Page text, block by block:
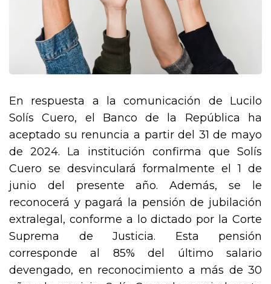
En respuesta a la comunicación de Lucilo
Solís Cuero, el Banco de la República ha
aceptado su renuncia a partir del 31 de mayo
de 2024. La institución confirma que Solís
Cuero se desvinculará formalmente el 1 de
junio del presente año. Además, se le
reconocerá y pagará la pensión de jubilación
extralegal, conforme a lo dictado por la Corte
Suprema de Justicia. Esta pensión
corresponde al 85% del último salario
devengado, en reconocimiento a más de 30